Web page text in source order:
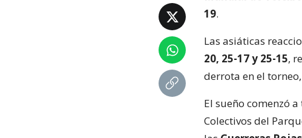
19.
Las asiáticas
20, 25-17 y 25-15,
derrota en el
El sueño comenzó
Colectivos del